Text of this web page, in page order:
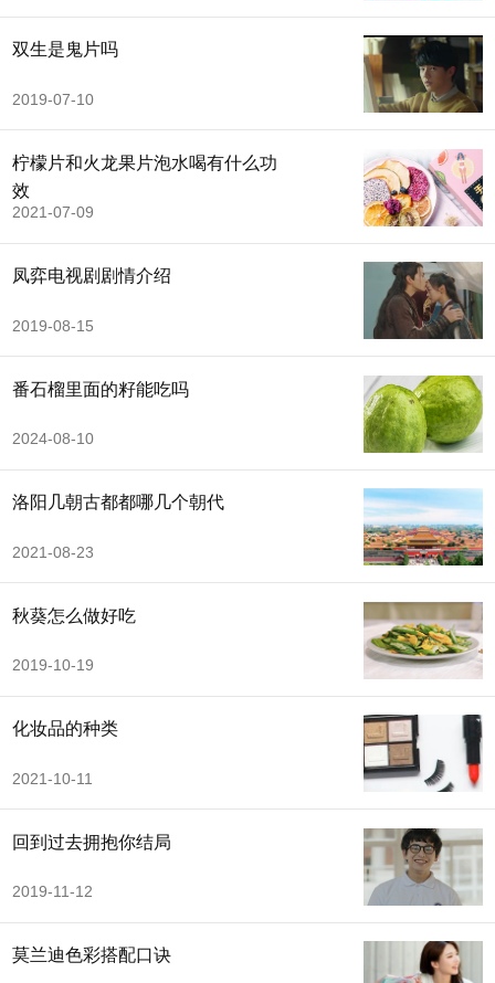
双生是鬼片吗
2019-07-10
柠檬片和火龙果片泡水喝有什么功
效
2021-07-09
凤弈电视剧剧情介绍
2019-08-15
番石榴里面的籽能吃吗
2024-08-10
洛阳几朝古都都哪几个朝代
2021-08-23
秋葵怎么做好吃
2019-10-19
化妆品的种类
2021-10-11
回到过去拥抱你结局
2019-11-12
莫兰迪色彩搭配口诀